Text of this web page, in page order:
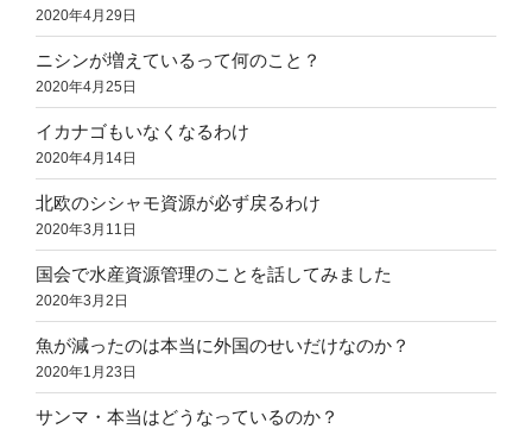
2020年4月29日
ニシンが増えているって何のこと？
2020年4月25日
イカナゴもいなくなるわけ
2020年4月14日
北欧のシシャモ資源が必ず戻るわけ
2020年3月11日
国会で水産資源管理のことを話してみました
2020年3月2日
魚が減ったのは本当に外国のせいだけなのか？
2020年1月23日
サンマ・本当はどうなっているのか？